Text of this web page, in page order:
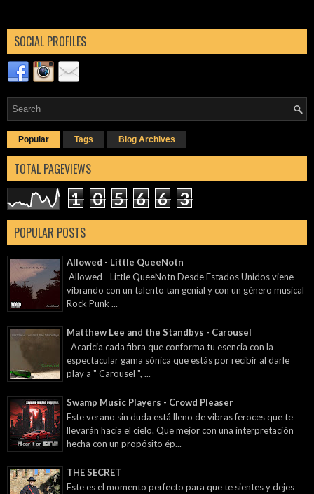
SOCIAL PROFILES
Popular Tags Blog Archives
TOTAL PAGEVIEWS
1 0 5 6 6 3
POPULAR POSTS
Allowed - Little QueeNotn
Allowed - Little QueeNotn Desde Estados Unidos viene
vibrando con un talento tan genial y con un género musical
Rock Punk ...
Matthew Lee and the Standbys - Carousel
Acaricia cada fibra que conforma tu esencia con la
espectacular gama sónica que estás por recibir al darle
play a " Carousel ", ...
Swamp Music Players - Crowd Pleaser
Este verano sin duda está lleno de vibras feroces que te
llevarán hacia el cielo. Que mejor con una interpretación
hecha con un propósito ép...
THE SECRET
Este es el momento perfecto para que te sientes y dejes